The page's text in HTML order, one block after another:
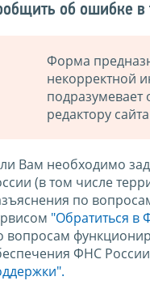
об ошибке в
Форма
некорректной
подразумевает
редактору
Вам необходимо
(в том числе
по
"Обратиться в
вопросам
ФНС